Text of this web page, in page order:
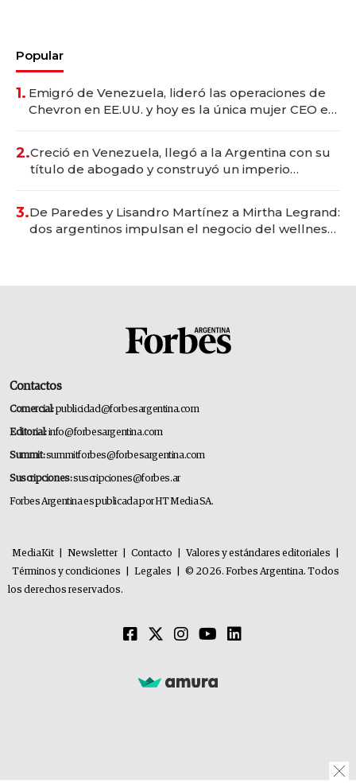
Popular
1. Emigró de Venezuela, lideró las operaciones de
Chevron en EE.UU. y hoy es la única mujer CEO en
2.Creció en Venezuela, llegó a la Argentina con su
título de abogado y construyó un imperio
3.De Paredes y Lisandro Martínez a Mirtha Legrand:
dos argentinos impulsan el negocio del wellness
Contactos
Comercial:publicidad@forbesargentina.com
Editorial:info@forbesargentina.com
Summit:summitforbes@forbesargentina.com
Suscripciones:suscripciones@forbes.ar
Forbes Argentina es publicada por HT Media SA.
MediaKit Newsletter Contacto Valores y estándares editoriales
Términos y condiciones
Legales
© 2026. Forbes Argentina. Todos
los derechos reservados.